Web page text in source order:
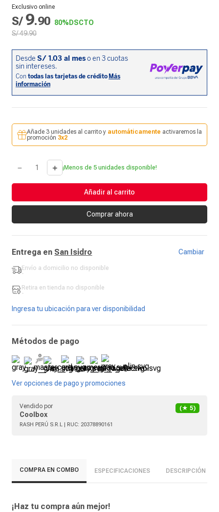
Exclusivo online
S/ 9.90 80% DSCTO
S/49.90
Añade 3 unidades al carrito y automáticamente activaremos la
promoción 3x2
＋
－ ¡Menos de 5 unidades disponible!
Añadir al carrito
Comprar ahora
Entrega en San Isidro Cambiar
Envío a domicilio no disponible
-
Retira en tienda no disponible
-
Ingresa tu ubicación para ver disponibilidad
Métodos de pago
Ver opciones de pago y promociones
Vendido por
Coolbox
(★ 5)
RASH PERÚ S.R.L | RUC: 20378890161
COMPRA EN COMBO ESPECIFICACIONES DESCRIPCIÓN
¡Haz tu compra aún mejor!